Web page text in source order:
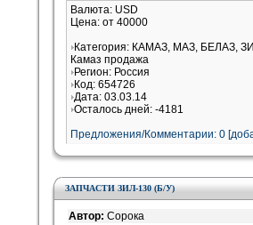
Валюта: USD
Цена: от 40000
Категория: КАМАЗ, МАЗ, БЕЛАЗ,
Камаз продажа
Регион: Россия
Код: 654726
Дата: 03.03.14
Осталось дней: -4181
Предложения/Комментарии: 0
ЗАПЧАСТИ ЗИЛ-130 (Б/У)
Автор: Сорока